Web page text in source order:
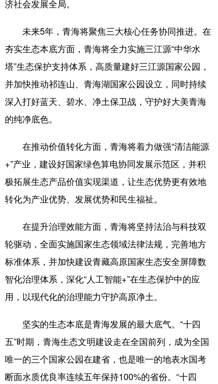
济社会发展全局。
未来5年，青海将聚焦三大核心任务协同推进。在
夯实生态本底方面，青海将全力实施三江源“中华水
塔”生态保护支持体系，高质量建好三江源国家公园，
并加快推动祁连山、青海湖国家公园设立，同时持续
深入打好蓝天、碧水、净土保卫战，守护好大美青海
的纯净底色。
在推动价值转化方面，青海将着力做强“清洁能源
+”产业，建设好国家绿色算电协同发展示范区，并积
极拓展生态产品价值实现渠道，让生态优势更有效地
转化为产业优势、发展优势和民生福祉。
在提升治理效能方面，青海将坚持法治与科技双
轮驱动，全面实施国家生态领域法律法规，完善地方
标准体系，并加快建设青藏高原国家生态安全屏障数
智化治理体系，深化“人工智能+”在生态保护中的应
用，以现代化的治理能力守护高原净土。
坚实的生态本底是青海发展的最大底气。“十四
五”时期，青海生态文明建设走在全国前列，成为全国
唯一的三个国家公园在建省，也是唯一的地表水国考
断面水质优良率连续五年保持100%的省份。“十四